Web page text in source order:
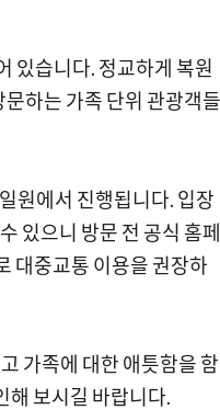
있습니다. 정교하게 복원
문하는 가족 단위 관광객들
원에서 진행됩니다. 입장
있으니 방문 전 공식 홈페
대중교통 이용을 권장하
가족에 대한 애틋함을 함
해 보시길 바랍니다.